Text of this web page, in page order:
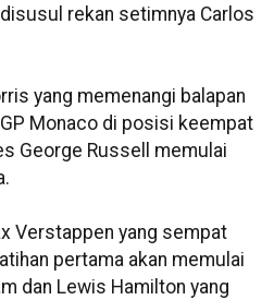
rekan setimnya Carlos
yang memenangi balapan
Monaco di posisi keempat
George Russell memulai
Verstappen yang sempat
pertama akan memulai
dan Lewis Hamilton yang